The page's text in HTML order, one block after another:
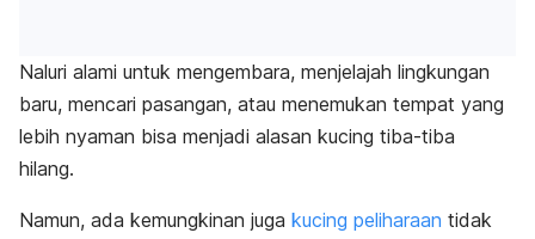
Naluri alami untuk mengembara, menjelajah lingkungan
baru, mencari pasangan, atau menemukan tempat yang
lebih nyaman bisa menjadi alasan kucing tiba-tiba
hilang.
Namun, ada kemungkinan juga kucing peliharaan tidak